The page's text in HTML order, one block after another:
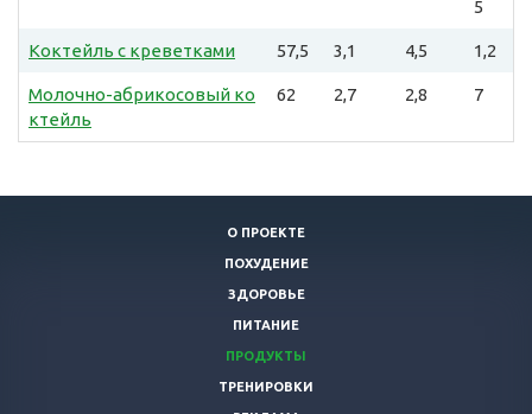
5
Коктейль с креветками 57,5 3,1 4,5 1,2
Молочно-абрикосовый ко
ктейль
62 2,7 2,8 7
О ПРОЕКТЕ
ПОХУДЕНИЕ
ЗДОРОВЬЕ
ПИТАНИЕ
ПРОДУКТЫ
ТРЕНИРОВКИ